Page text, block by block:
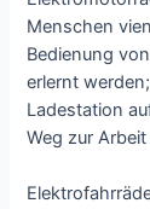
Menschen
Bedienung
erlernt
Ladestation
Weg zur